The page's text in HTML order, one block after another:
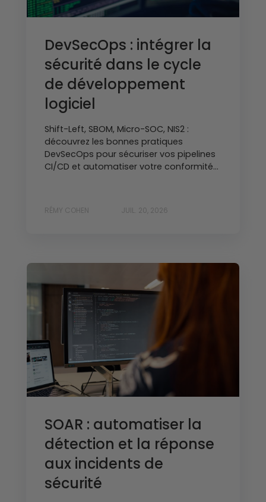
DevSecOps : intégrer la
sécurité dans le cycle
de développement
logiciel
Shift-Left, SBOM, Micro-SOC, NIS2 :
découvrez les bonnes pratiques
DevSecOps pour sécuriser vos pipelines
CI/CD et automatiser votre conformité...
RÉMY COHEN JUIL. 20, 2026
SOAR : automatiser la
détection et la réponse
aux incidents de
sécurité